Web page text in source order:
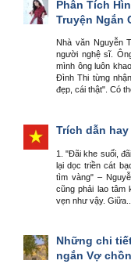
Phân Tích
Truyện Ngắn
Nhà văn Nguyễn
người nghệ sĩ.
mình ông luôn
Đình Thi từng
đẹp, cái thật". Có
Trích dẫn
1. "Đãi khe suối,
lại dọc triền cát
tìm vàng" –
cũng phải lao tâm
vẹn như vậy. Giữa...
Những chi
ngắn Vợ